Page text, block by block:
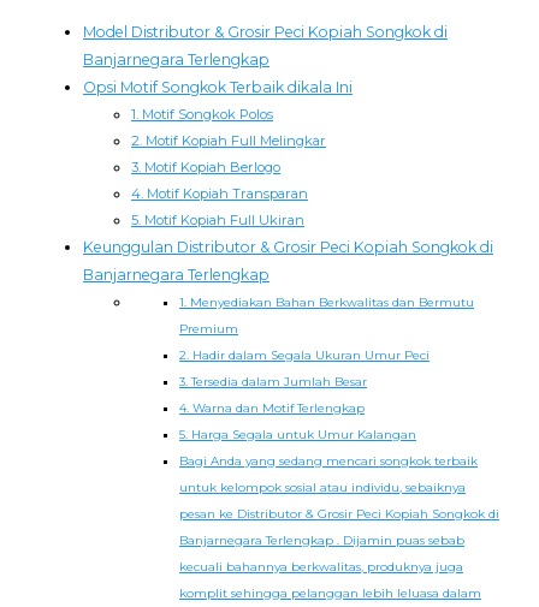
Model Distributor & Grosir Peci Kopiah Songkok di
Banjarnegara Terlengkap
Opsi Motif Songkok Terbaik dikala Ini
1. Motif Songkok Polos
2. Motif Kopiah Full Melingkar
3. Motif Kopiah Berlogo
4. Motif Kopiah Transparan
5. Motif Kopiah Full Ukiran
Keunggulan Distributor & Grosir Peci Kopiah Songkok di
Banjarnegara Terlengkap
1. Menyediakan Bahan Berkwalitas dan Bermutu
Premium
2. Hadir dalam Segala Ukuran Umur Peci
3. Tersedia dalam Jumlah Besar
4. Warna dan Motif Terlengkap
5. Harga Segala untuk Umur Kalangan
Bagi Anda yang sedang mencari songkok terbaik
untuk kelompok sosial atau individu, sebaiknya
pesan ke Distributor & Grosir Peci Kopiah Songkok di
Banjarnegara Terlengkap . Dijamin puas sebab
kecuali bahannya berkwalitas, produknya juga
komplit sehingga pelanggan lebih leluasa dalam